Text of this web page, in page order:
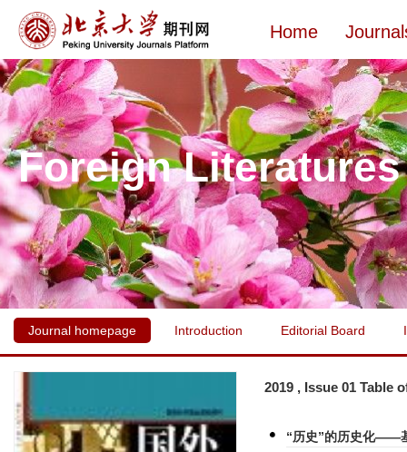
Home
Foreign Literatures
Journal homepage Introduction Editorial Board
2019 , Issue 01 Table
“历史”的历史化——